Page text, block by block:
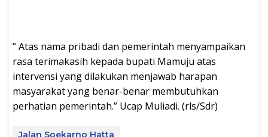
” Atas nama pribadi dan pemerintah menyampaikan
rasa terimakasih kepada bupati Mamuju atas
intervensi yang dilakukan menjawab harapan
masyarakat yang benar-benar membutuhkan
perhatian pemerintah.” Ucap Muliadi. (rls/Sdr)
Jalan Soekarno Hatta